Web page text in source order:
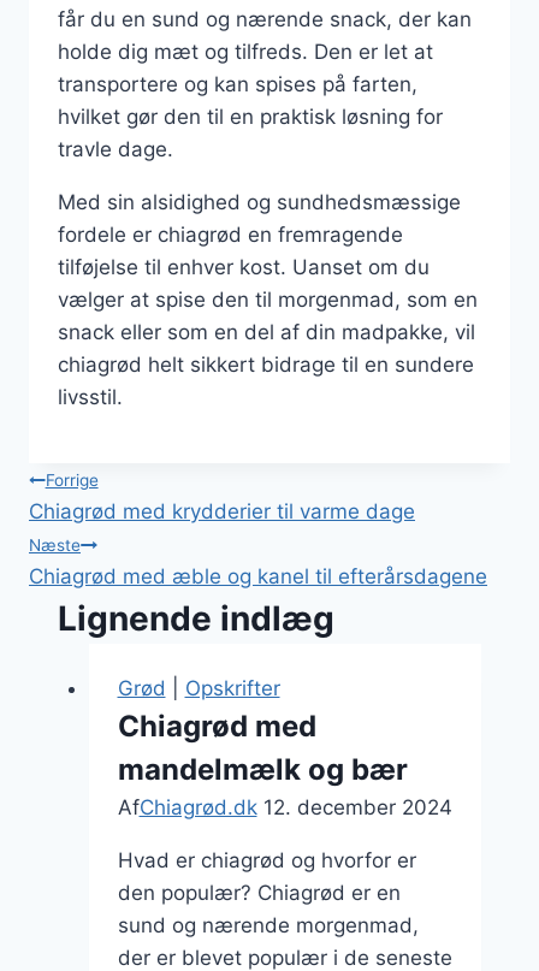
får du en sund og nærende snack, der kan
holde dig mæt og tilfreds. Den er let at
transportere og kan spises på farten,
hvilket gør den til en praktisk løsning for
travle dage.
Med sin alsidighed og sundhedsmæssige
fordele er chiagrød en fremragende
tilføjelse til enhver kost. Uanset om du
vælger at spise den til morgenmad, som en
snack eller som en del af din madpakke, vil
chiagrød helt sikkert bidrage til en sundere
livsstil.
Indlægsnavigation
Forrige
Chiagrød med krydderier til varme dage
Næste
Chiagrød med æble og kanel til efterårsdagene
Lignende indlæg
Grød Opskrifter
Chiagrød med
mandelmælk og bær
AfChiagrød.dk 12. december 2024
Hvad er chiagrød og hvorfor er
den populær? Chiagrød er en
sund og nærende morgenmad,
der er blevet populær i de seneste